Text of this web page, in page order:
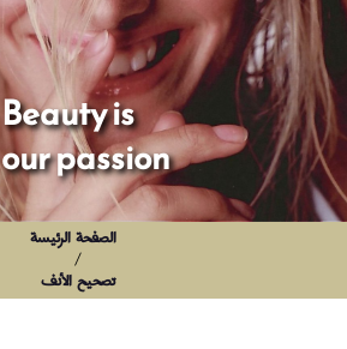
Beauty is
our passion
الصفحة الرئيسة
/
تصحيح الأنف